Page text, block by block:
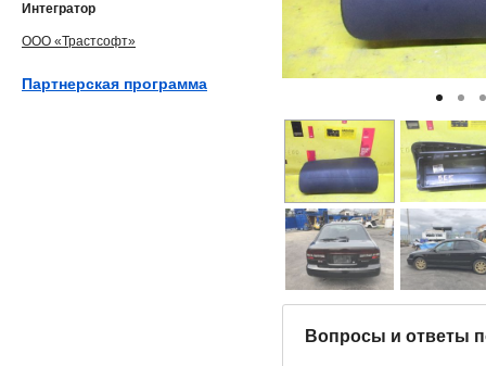
Вопросы и ответы
Интегратор
ООО «Трастсофт»
Партнерская программа